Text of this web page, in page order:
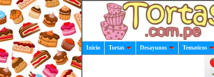
Inicio Tortas Desayunos Tematicos